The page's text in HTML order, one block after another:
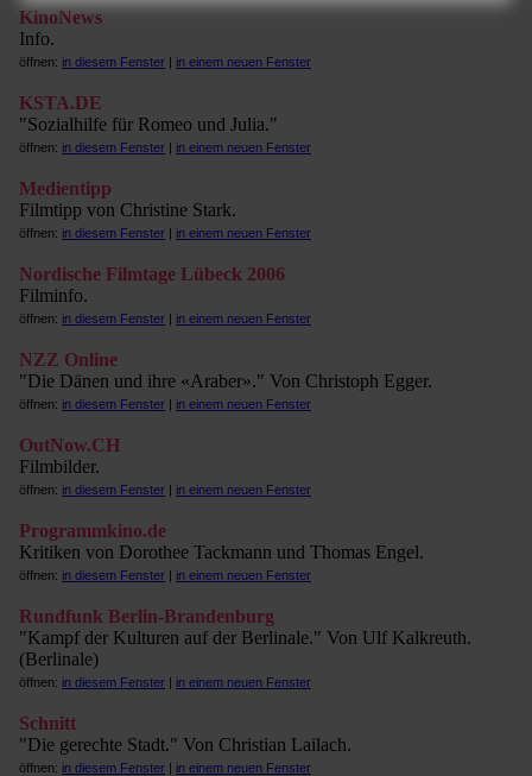
KinoNews
Info.
öffnen: in diesem Fenster | in einem neuen Fenster
KSTA.DE
"Sozialhilfe für Romeo und Julia."
öffnen: in diesem Fenster | in einem neuen Fenster
Medientipp
Filmtipp von Christine Stark.
öffnen: in diesem Fenster | in einem neuen Fenster
Nordische Filmtage Lübeck 2006
Filminfo.
öffnen: in diesem Fenster | in einem neuen Fenster
NZZ Online
"Die Dänen und ihre «Araber»." Von Christoph Egger.
öffnen: in diesem Fenster | in einem neuen Fenster
OutNow.CH
Filmbilder.
öffnen: in diesem Fenster | in einem neuen Fenster
Programmkino.de
Kritiken von Dorothee Tackmann und Thomas Engel.
öffnen: in diesem Fenster | in einem neuen Fenster
Rundfunk Berlin-Brandenburg
"Kampf der Kulturen auf der Berlinale." Von Ulf Kalkreuth.
(Berlinale)
öffnen: in diesem Fenster | in einem neuen Fenster
Schnitt
"Die gerechte Stadt." Von Christian Lailach.
öffnen: in diesem Fenster | in einem neuen Fenster